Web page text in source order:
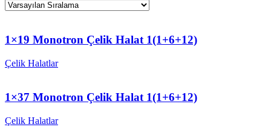
1×19 Monotron Çelik Halat 1(1+6+12)
Çelik Halatlar
1×37 Monotron Çelik Halat 1(1+6+12)
Çelik Halatlar